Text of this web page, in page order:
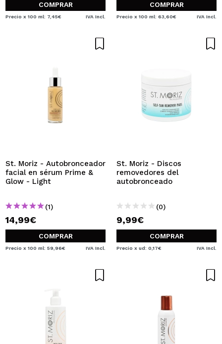
COMPRAR
Precio x 100 ml: 7,45€ IVA Incl.
COMPRAR
Precio x 100 ml: 63,60€ IVA Incl.
St. Moriz - Autobronceador
facial en sérum Prime &
Glow - Light
(1)
14,99€
COMPRAR
Precio x 100 ml: 59,96€ IVA Incl.
St. Moriz - Discos
removedores del
autobronceado
(0)
9,99€
COMPRAR
Precio x ud: 0,17€ IVA Incl.